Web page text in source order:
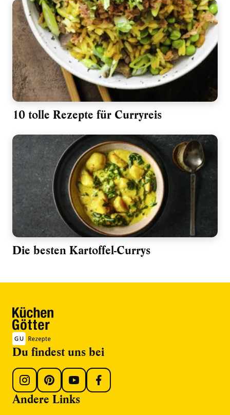
10 tolle Rezepte für Curryreis
Die besten Kartoffel-Currys
Du findest uns bei
Andere Links